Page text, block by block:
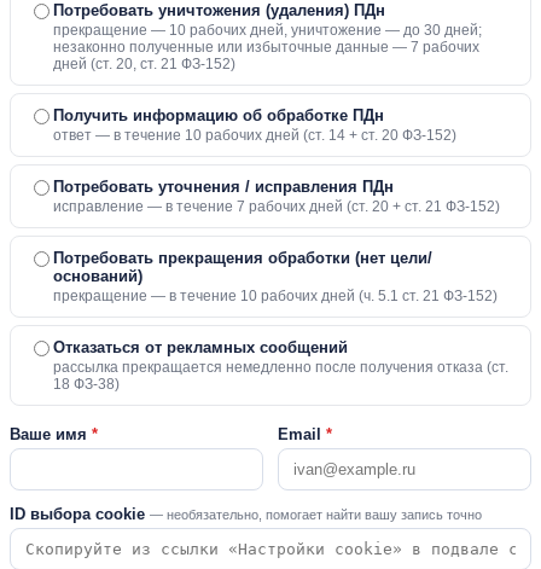
Потребовать уничтожения (удаления) ПДн
прекращение — 10 рабочих дней, уничтожение — до 30 дней;
незаконно полученные или избыточные данные — 7 рабочих
дней (ст. 20, ст. 21 ФЗ-152)
Получить информацию об обработке ПДн
ответ — в течение 10 рабочих дней (ст. 14 + ст. 20 ФЗ-152)
Потребовать уточнения / исправления ПДн
исправление — в течение 7 рабочих дней (ст. 20 + ст. 21 ФЗ-152)
Потребовать прекращения обработки (нет цели/
оснований)
прекращение — в течение 10 рабочих дней (ч. 5.1 ст. 21 ФЗ-152)
Отказаться от рекламных сообщений
рассылка прекращается немедленно после получения отказа (ст.
18 ФЗ-38)
Ваше имя * Email *
ID выбора cookie — необязательно, помогает найти вашу запись точно